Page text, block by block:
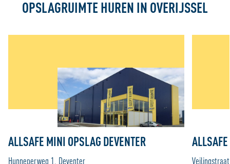
OPSLAGRUIMTE HUREN IN OVERIJSSEL
ALLSAFE MINI OPSLAG DEVENTER
Hunneperweg 1, Deventer